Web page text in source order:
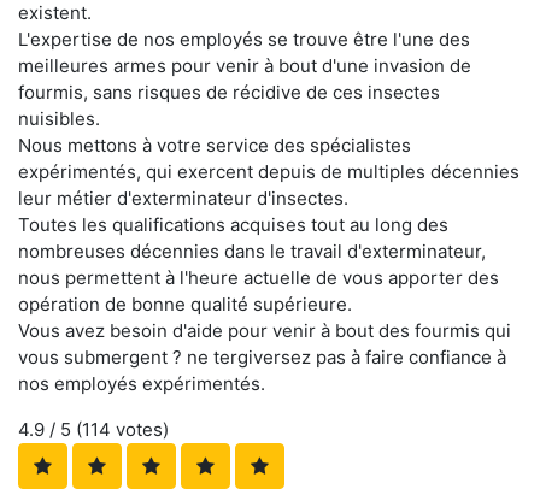
existent.
L'expertise de nos employés se trouve être l'une des
meilleures armes pour venir à bout d'une invasion de
fourmis, sans risques de récidive de ces insectes
nuisibles.
Nous mettons à votre service des spécialistes
expérimentés, qui exercent depuis de multiples décennies
leur métier d'exterminateur d'insectes.
Toutes les qualifications acquises tout au long des
nombreuses décennies dans le travail d'exterminateur,
nous permettent à l'heure actuelle de vous apporter des
opération de bonne qualité supérieure.
Vous avez besoin d'aide pour venir à bout des fourmis qui
vous submergent ? ne tergiversez pas à faire confiance à
nos employés expérimentés.
4.9 / 5 (114 votes)